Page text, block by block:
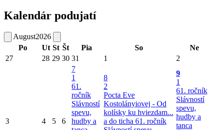
Kalendár podujatí
August2026
Po
Ut St Št Pia So
Ne
27
28 29 30 31 1 2
3 4 5 6
7
1
61.
ročník
Slávností
spevu,
hudby a
8
2
Pocta Eve
Kostolányiovej - Od
kolísky ku hviezdam...
a do ticha 61. ročník
9
1
61. ročník
Slávností
spevu,
hudby a
tanca